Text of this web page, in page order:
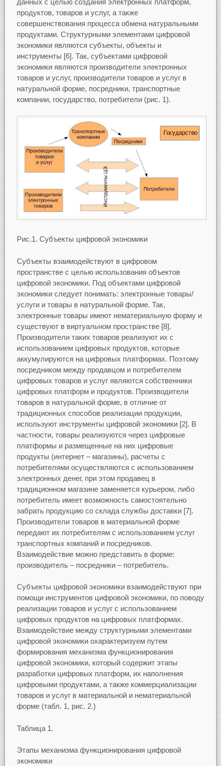
данных с целью создания электронных платформ,
продуктов, товаров и услуг, а также
совершенствования процесса обмена натуральными
продуктами. Структурными элементами цифровой
экономики являются субъекты, объекты и
инструменты [6]. Так, субъектами цифровой
экономики являются производители электронных
товаров и услуг, производители товаров и услуг в
натуральной форме, посредники, транспортные
компании, государство, потребители (рис. 1).
Рис.1. Субъекты цифровой экономики
Субъекты взаимодействуют в цифровом
пространстве с целью использования объектов
цифровой экономики. Под объектами цифровой
экономики следует понимать: электронные товары/
услуги и товары в натуральной форме. Так,
электронные товары имеют нематериальную форму и
существуют в виртуальном пространстве [8].
Производители таких товаров реализуют их с
использованием цифровых продуктов, которые
аккумулируются на цифровых платформах. Поэтому
посредником между продавцом и потребителем
цифровых товаров и услуг являются собственники
цифровых платформ и продуктов. Производители
товаров в натуральной форме, в отличие от
традиционных способов реализации продукции,
используют инструменты цифровой экономики [2]. В
частности, товары реализуются через цифровые
платформы и размещенные на них цифровые
продукты (интернет – магазины), расчеты с
потребителями осуществляются с использованием
электронных денег, при этом продавец в
традиционном магазине заменяется курьером, либо
потребитель имеет возможность самостоятельно
забрать продукцию со склада службы доставки [7].
Производители товаров в материальной форме
передают их потребителям с использованием услуг
транспортных компаний и посредников.
Взаимодействие можно представить в форме:
производитель – посредники – потребитель.
Субъекты цифровой экономики взаимодействуют при
помощи инструментов цифровой экономики, по поводу
реализации товаров и услуг с использованием
цифровых продуктов на цифровых платформах.
Взаимодействие между структурными элементами
цифровой экономики охарактеризуем путем
формирования механизма функционирования
цифровой экономики, который содержит этапы
разработки цифровых платформ, их наполнения
цифровыми продуктами, а также коммерциализации
товаров и услуг в материальной и нематериальной
форме (табл. 1, рис. 2.)
Таблица 1.
Этапы механизма функционирования цифровой
экономики